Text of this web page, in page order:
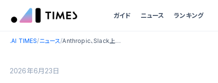
ガイド ニュース ランキング
.AI TIMES/ニュース/ Anthropic、Slack上でClaudeをチームメンバー化する「Claude Tag」ベータ公開
2026年6月23日